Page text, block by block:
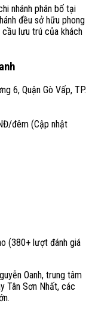
nhánh phân bố tại
đều sở hữu phong
lưu trú của khách
6, Quận Gò Vấp, TP.
đêm (Cập nhật
(380+ lượt đánh giá
Oanh, trung tâm
Tân Sơn Nhất, các